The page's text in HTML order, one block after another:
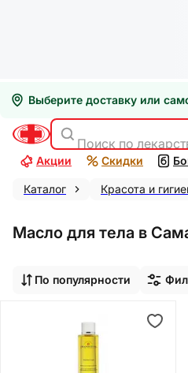
Выберите доставку или
Поиск по
Акции Скидки
Каталог Красота и
Масло для тела в
По популярности